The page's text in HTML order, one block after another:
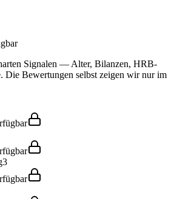
Signalen — Alter, Bilanzen, HRB-
Die Bewertungen selbst zeigen wir nur im
3